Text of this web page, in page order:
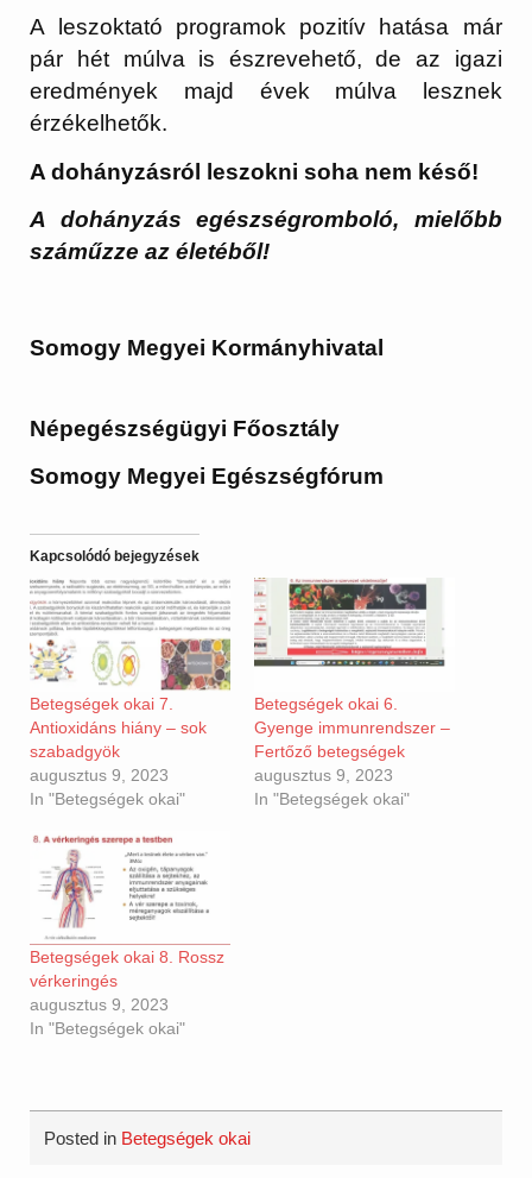
A leszoktató programok pozitív hatása már
pár hét múlva is észrevehető, de az igazi
eredmények majd évek múlva lesznek
érzékelhetők.
A dohányzásról leszokni soha nem késő!
A dohányzás egészségromboló, mielőbb
száműzze az életéből!
Somogy Megyei Kormányhivatal
Népegészségügyi Főosztály
Somogy Megyei Egészségfórum
Kapcsolódó bejegyzések
Betegségek okai 7.
Antioxidáns hiány – sok
szabadgyök
augusztus 9, 2023
In "Betegségek okai"
Betegségek okai 6.
Gyenge immunrendszer –
Fertőző betegségek
augusztus 9, 2023
In "Betegségek okai"
Betegségek okai 8. Rossz
vérkeringés
augusztus 9, 2023
In "Betegségek okai"
Posted in Betegségek okai